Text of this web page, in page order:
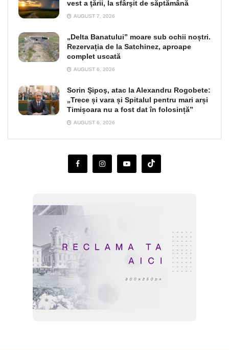
vest a ţării, la sfârşit de săptămână
AUGUST 7, 2026
„Delta Banatului” moare sub ochii noștri.
Rezervația de la Satchinez, aproape
complet uscată
AUGUST 6, 2026
Sorin Şipoş, atac la Alexandru Rogobete:
„Trece și vara și Spitalul pentru mari arși
Timișoara nu a fost dat în folosință”
AUGUST 6, 2026